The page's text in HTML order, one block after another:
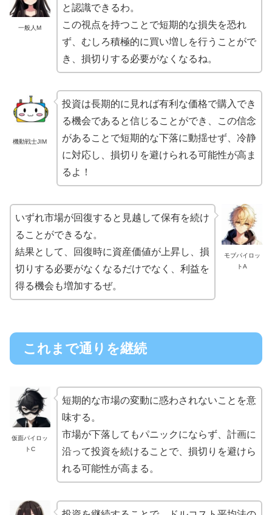
一般人M
と認識できるわ。
この視点を持つことで短期的な損失を恐れ
ず、むしろ積極的に買い増しを行うことがで
き、損切りする必要がなくなるね。
機動戦士JIM
投資は長期的に見れば有利な価格で購入でき
る機会であると信じることができ、この信念
があることで短期的な下落に動揺せず、冷静
に対応し、損切りを避けられる可能性が高ま
るよ！
モブパイロッ
トA
いずれ市場が回復すると見越して保有を続け
ることができるな。
結果として、回復時に資産価値が上昇し、損
切りする必要がなくなるだけでなく、利益を
得る機会も増加するぜ。
これまで通りを継続
仮面パイロッ
トC
短期的な市場の変動に惑わされないことを意
味する。
市場が下落してもパニックにならず、計画に
沿って投資を続けることで、損切りを避けら
れる可能性が高まる。